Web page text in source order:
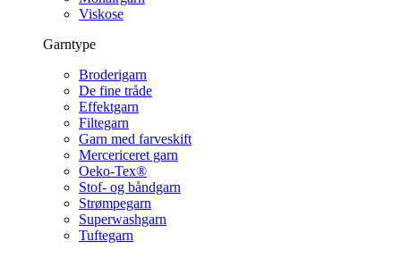
Viskose
Garntype
Broderigarn
De fine tråde
Effektgarn
Filtegarn
Garn med farveskift
Mercericeret garn
Oeko-Tex®
Stof- og båndgarn
Strømpegarn
Superwashgarn
Tuftegarn